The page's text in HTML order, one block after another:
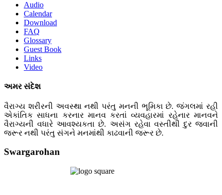
Audio
Calendar
Download
FAQ
Glossary
Guest Book
Links
Video
અમર સંદેશ
વૈરાગ્ય શરીરની અવસ્થા નથી પરંતુ મનની ભૂમિકા છે. જંગલમાં રહી
એકાંતિક સાધના કરનાર માનવ કરતાં વ્યવહારમાં રહેનાર માનવને
વૈરાગ્યની વધારે આવશ્યકતા છે. અસંગ રહેવા વસ્તીથી દુર જવાની
જરૂર નથી પરંતુ સંગને મનમાંથી કાઢવાની જરૂર છે.
Swargarohan